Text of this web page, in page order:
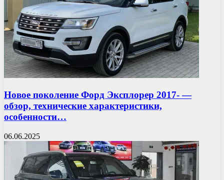
Новое поколение Форд Эксплорер 2017- —
обзор, технические характеристики,
особенности…
06.06.2025